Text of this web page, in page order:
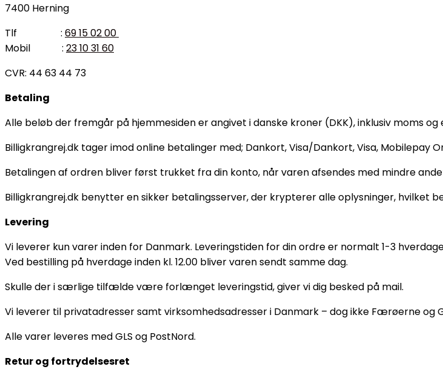
7400 Herning
Tlf : 69 15 02 00
Mobil : 23 10 31 60
CVR: 44 63 44 73
Betaling
Alle beløb der fremgår på hjemmesiden er angivet i danske kroner (DKK), inklusiv moms og
Billigkrangrej.dk tager imod online betalinger med; Dankort, Visa/Dankort, Visa,
Betalingen af ordren bliver først trukket fra din konto, når varen afsendes med mindre
Billigkrangrej.dk benytter en sikker betalingsserver, der krypterer alle oplysninger, hvilket
Levering
Vi leverer kun varer inden for Danmark. Leveringstiden for din ordre er normalt 1-3
Ved bestilling på hverdage inden kl. 12.00 bliver varen sendt samme dag.
Skulle der i særlige tilfælde være forlænget leveringstid, giver vi dig besked på mail.
Vi leverer til privatadresser samt virksomhedsadresser i Danmark – dog ikke Færøerne og
Alle varer leveres med GLS og PostNord.
Retur og fortrydelsesret